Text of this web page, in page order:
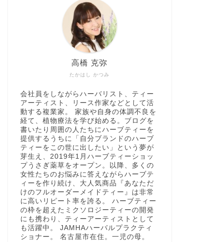
たかはし かつみ
高橋 克弥
会社員をしながらハーバリスト、ティー
アーティスト、リース作家などとして活
動する複業家。 家族や自身の体調不良を
経て、植物療法を学び始める。ブログを
書いたり周囲の人たちにハーブティーを
提供するうちに「自分ブランドのハーブ
ティーをこの世に出したい」という夢が
芽生え、2019年1月ハーブティーショッ
プうさぎ薬草をオープン。以降、多くの
女性たちのお悩みに答えながらハーブテ
ィーを作り続け、大人気商品『あなただ
けのフルオーダーメイドティー』は非常
に高いリピート率を誇る。 ハーブティー
の枠を超えたミクソロジーティーの開発
にも携わり、ティーアーティストとして
も活躍中。 JAMHAハーバルプラクティ
ショナー。 名古屋市在住。一児の母。